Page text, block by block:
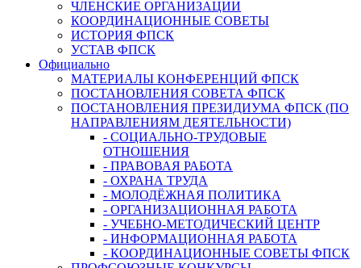
ЧЛЕНСКИЕ ОРГАНИЗАЦИИ
КООРДИНАЦИОННЫЕ СОВЕТЫ
ИСТОРИЯ ФПСК
УСТАВ ФПСК
Официально
МАТЕРИАЛЫ КОНФЕРЕНЦИЙ ФПСК
ПОСТАНОВЛЕНИЯ СОВЕТА ФПСК
ПОСТАНОВЛЕНИЯ ПРЕЗИДИУМА ФПСК (ПО
НАПРАВЛЕНИЯМ ДЕЯТЕЛЬНОСТИ)
- СОЦИАЛЬНО-ТРУДОВЫЕ
ОТНОШЕНИЯ
- ПРАВОВАЯ РАБОТА
- ОХРАНА ТРУДА
- МОЛОДЁЖНАЯ ПОЛИТИКА
- ОРГАНИЗАЦИОННАЯ РАБОТА
- УЧЕБНО-МЕТОДИЧЕСКИЙ ЦЕНТР
- ИНФОРМАЦИОННАЯ РАБОТА
- КООРДИНАЦИОННЫЕ СОВЕТЫ ФПСК